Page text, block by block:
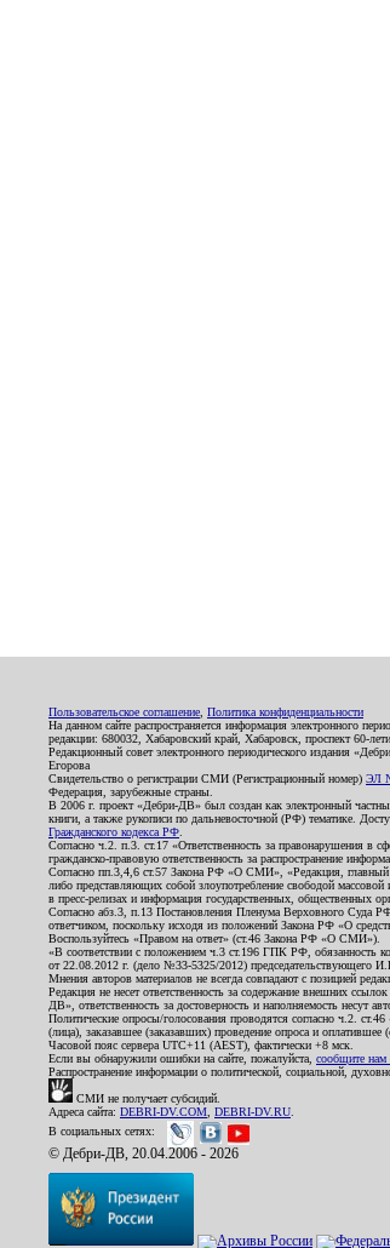
Пользовательское соглашение Политика конфиденциальности
На данном сайте распространяется информация электронного
редакции: 680032, Хабаровский край, Хабаровск, проспект 60-
Редакционный совет электронного периодического
Егорова
Свидетельство о регистрации СМИ (Регистрационный номер) ЭЛ
Федерация, зарубежные страны.
В 2006 г. проект «Дебри-ДВ» был создан как электронный
книги, а также рукописи по дальневосточной (РФ) тематике.
Гражданского кодекса РФ
Согласно ч.2. п.3. ст.17 «Ответственность за правонарушения
гражданско-правовую ответственность за распространение
Согласно пп.3,4,6 ст.57 Закона РФ «О СМИ», «Редакция, главный
либо представляющих собой злоупотребление свободой
в пресс-релизах и информация государственных, общественных
Согласно абз.3, п.13 Постановления Пленума Верховного Суда
ответчиком, поскольку исходя из положений Закона РФ «О
Воспользуйтесь «Правом на ответ» (ст.46 Закона РФ «О СМИ»).
«В соответствии с положением ч.3 ст.196 ГПК РФ, обязанность
от 22.08.2012 г. (дело №33-5325/2012) председательствующего
Мнения авторов материалов не всегда совпадают с позицией
Редакция не несет ответственность за содержание внешних
ДВ», ответственность за достоверность и наполняемость несут
Политические опросы/голосования проводятся согласно ч.2.
(лица), заказавшее (заказавших) проведение опроса и
Часовой пояс сервера UTC+11 (AEST), фактически +8 мск.
Если вы обнаружили ошибки на сайте, пожалуйста, сообщите нам
Распространение информации о политической, социальной,
СМИ не получает субсидий.
Адреса сайта: DEBRI-DV.COM DEBRI-DV.RU
В социальных сетях:
© Дебри-ДВ, 20.04.2006 - 2026